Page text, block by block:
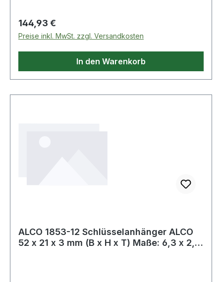
Regulärer Preis:
144,93 €
Preise inkl. MwSt. zzgl. Versandkosten
In den Warenkorb
ALCO 1853-12 Schlüsselanhänger ALCO
52 x 21 x 3 mm (B x H x T) Maße: 6,3 x 2,8